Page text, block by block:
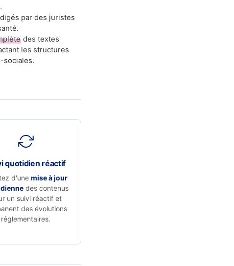
par des juristes
des textes
les structures
sociales.
quotidien réactif
d'une mise à jour
des contenus
un suivi réactif et
des évolutions
réglementaires.